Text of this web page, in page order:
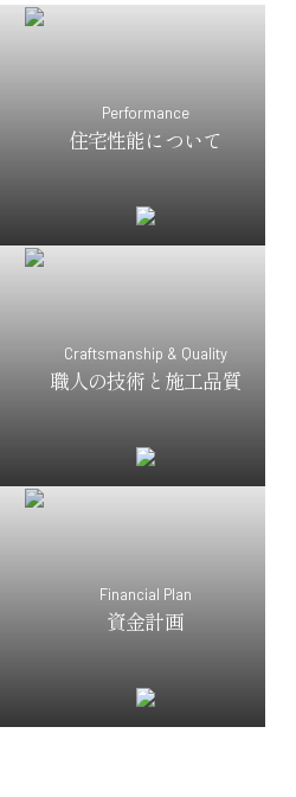
Performance
住宅性能について
Craftsmanship & Quality
職人の技術と施工品質
Financial Plan
資金計画